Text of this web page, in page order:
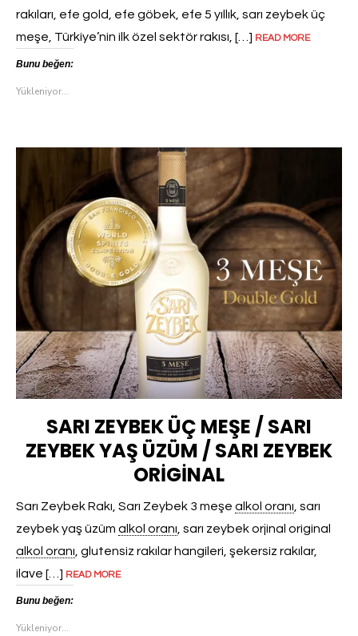
rakıları, efe gold, efe göbek, efe 5 yıllık, sarı zeybek üç
meşe, Türkiye’nin ilk özel sektör rakısı, […] READ MORE
Bunu beğen:
Yükleniyor...
SARI ZEYBEK ÜÇ MEŞE / SARI
ZEYBEK YAŞ ÜZÜM / SARI ZEYBEK
ORIGINAL
Sarı Zeybek Rakı, Sarı Zeybek 3 meşe alkol oranı , sarı
zeybek yaş üzüm alkol oranı , sarı zeybek orjinal original
alkol oranı , glutensiz rakılar hangileri, şekersiz rakılar,
ilave […] READ MORE
Bunu beğen:
Yükleniyor...